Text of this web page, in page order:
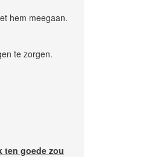
hem meegaan.
te zorgen.
ten goede zou